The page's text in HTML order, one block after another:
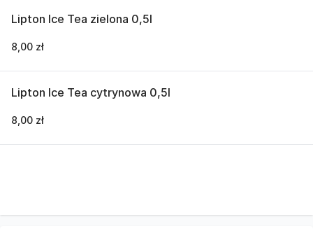
Lipton Ice Tea zielona 0,5l
8,00 zł
Lipton Ice Tea cytrynowa 0,5l
8,00 zł